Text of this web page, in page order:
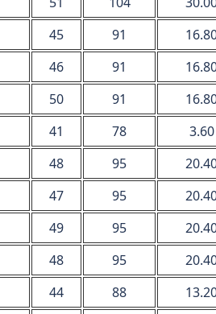
45 91
46 91
50 91
41 78 3.60
48 95
47 95
49 95
48 95
44 88